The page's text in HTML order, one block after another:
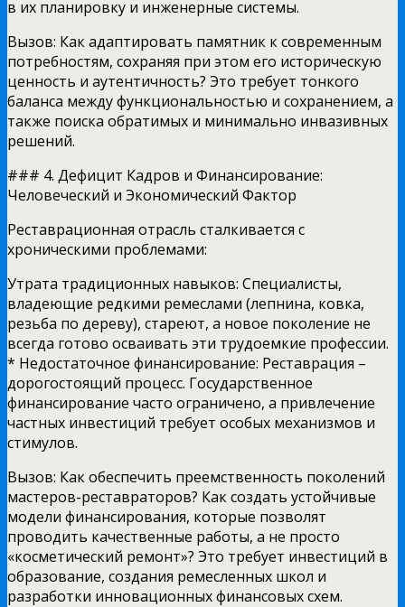
в их планировку и инженерные системы.
Вызов: Как адаптировать памятник к современным
потребностям, сохраняя при этом его историческую
ценность и аутентичность? Это требует тонкого
баланса между функциональностью и сохранением, а
также поиска обратимых и минимально инвазивных
решений.
### 4. Дефицит Кадров и Финансирование:
Человеческий и Экономический Фактор
Реставрационная отрасль сталкивается с
хроническими проблемами:
Утрата традиционных навыков: Специалисты,
владеющие редкими ремеслами (лепнина, ковка,
резьба по дереву), стареют, а новое поколение не
всегда готово осваивать эти трудоемкие профессии.
* Недостаточное финансирование: Реставрация –
дорогостоящий процесс. Государственное
финансирование часто ограничено, а привлечение
частных инвестиций требует особых механизмов и
стимулов.
Вызов: Как обеспечить преемственность поколений
мастеров-реставраторов? Как создать устойчивые
модели финансирования, которые позволят
проводить качественные работы, а не просто
«косметический ремонт»? Это требует инвестиций в
образование, создания ремесленных школ и
разработки инновационных финансовых схем.